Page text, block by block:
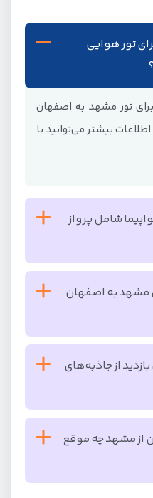
تور هوایی
تور مشهد به اصفهان
بیشتر می‌توانید با
شامل پرواز
و برگشت مشهد اصفهان
مشهد به اصفهان
آخری برای سفر از مشهد
توجه داشته باشید که این
وجود ظرفیت خالی،
از جاذبه‌های
اقامت و پرواز می‌شود و
از جاذبه‌ها را مطابق با
از مشهد چه موقع